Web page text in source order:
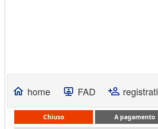
home FAD registrati
Chiuso A pagamento